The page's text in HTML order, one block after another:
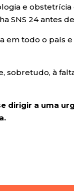
e
SNS 24 antes
em todo o país
sobretudo, à
dirigir a uma